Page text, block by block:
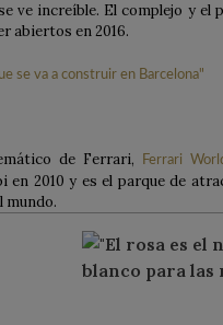
ve increíble. El complejo y el
abiertos en 2016.
de Ferrari, Ferrari
en 2010 y es el parque de
mundo.